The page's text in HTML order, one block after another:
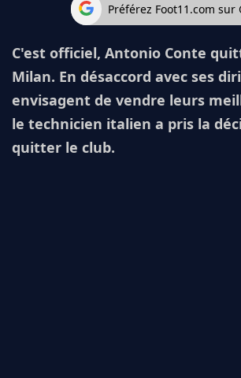
Préférez Foot11.com sur
C'est officiel, Antonio Conte
Milan. En désaccord avec ses
envisagent de vendre leurs
le technicien italien a pris la
quitter le club.